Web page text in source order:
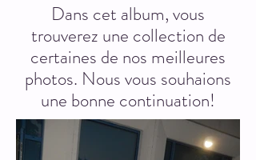
Dans cet album, vous
trouverez une collection de
certaines de nos meilleures
photos. Nous vous souhaions
une bonne continuation!